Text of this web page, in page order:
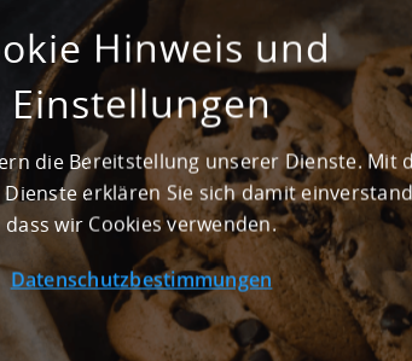
Chemnitz. Chemnitz kann als
hochwertige Infrastruktur, starkes
Ihr Interesse geweckt? Dann kontaktieren
Verfügung, ideal für Lager, Logistik sowie
Nein
Hinweis und
Einstellungen
die Bereitstellung unserer Dienste. Mit
erklären Sie sich damit
dass wir Cookies verwenden.
Datenschutzbestimmungen